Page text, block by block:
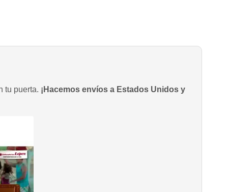
tu puerta. ¡Hacemos envíos a Estados Unidos y